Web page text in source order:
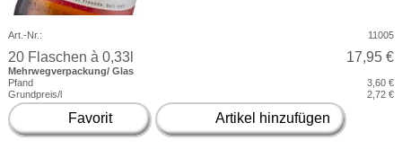
Art.-Nr.: 11005
20 Flaschen à 0,33l 17,95 €
Mehrwegverpackung/ Glas
Pfand
3,60 €
Grundpreis/l
2,72 €
Favorit Artikel hinzufügen